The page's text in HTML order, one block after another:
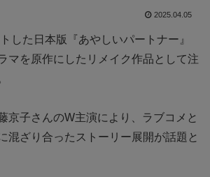
2025.04.05
した日本版『あやしいパートナー』
マを原作にしたリメイク作品として注
京子さんのW主演により、ラブコメと
混ざり合ったストーリー展開が話題と